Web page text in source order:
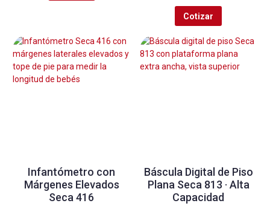
Cotizar
Infantómetro con
Márgenes Elevados
Seca 416
Báscula Digital de Piso
Plana Seca 813 · Alta
Capacidad